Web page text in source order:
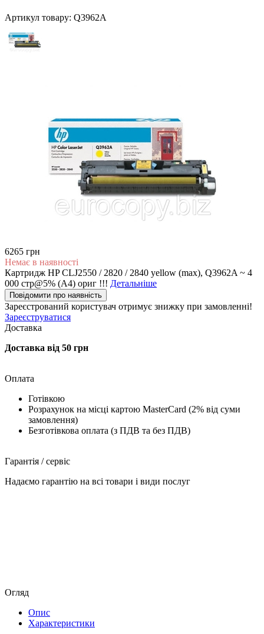
Артикул товару: Q3962A
6265 грн
Немає в наявності
Картридж HP CLJ2550 / 2820 / 2840 yellow (max), Q3962A ~ 4
000 стр@5% (A4) ориг !!! Детальніше
Повідомити про наявність
Зареєстрований користувач отримує знижку при замовленні!
Зареєструватися
Доставка
Доставка від 50 грн
Оплата
Готівкою
Розрахунок на місці картою MasterCard (2% від суми
замовлення)
Безготівкова оплата (з ПДВ та без ПДВ)
Гарантія / сервіс
Надаємо гарантію на всі товари і види послуг
Огляд
Опис
Характеристики